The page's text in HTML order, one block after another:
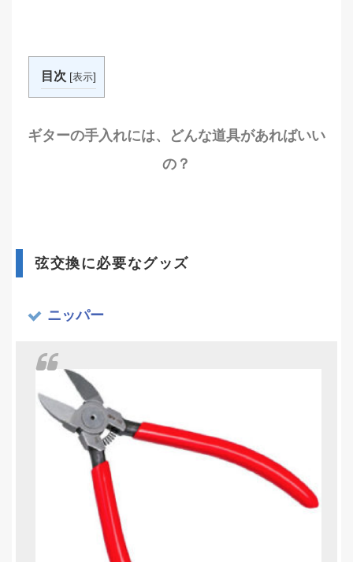
目次 [表示]
ギターの手入れには、どんな道具があればいい
の？
弦交換に必要なグッズ
ニッパー